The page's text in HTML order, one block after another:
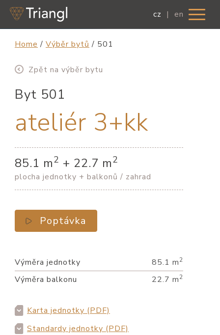
cz | en
Home / Výběr bytů / 501
Zpět na výběr bytu
Byt 501
ateliér 3+kk
85.1 m2 + 22.7 m2
plocha jednotky + balkonů / zahrad
Poptávka
Výměra jednotky 85.1 m2
Výměra balkonu 22.7 m2
Karta jednotky (PDF)
Standardy jednotky (PDF)